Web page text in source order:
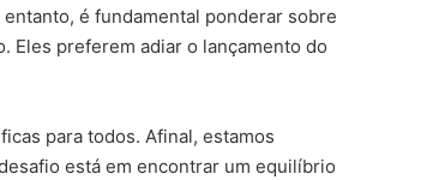
é fundamental ponderar sobre
Eles preferem adiar o lançamento do
para todos. Afinal, estamos
está em encontrar um equilíbrio